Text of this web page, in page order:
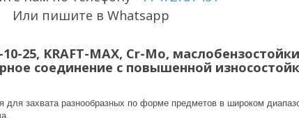
Или пишите в Whatsapp
25, KRAFT-MAX, Cr-Mo,
соединение с повышенной
захвата разнообразных по форме предметов в широком